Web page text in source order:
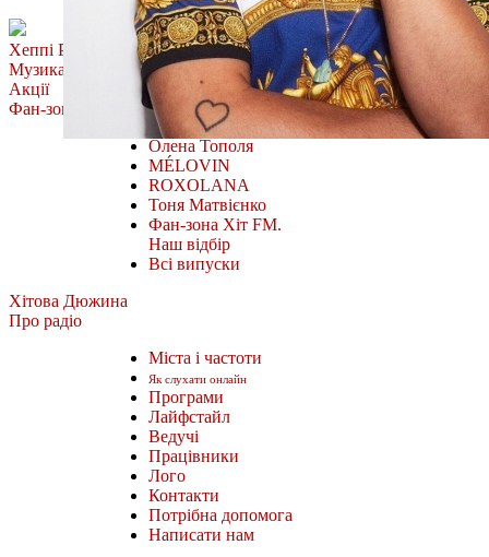
Хеппі Ранок
Музика
Акції
Фан-зона
Олена Тополя
MÉLOVIN
ROXOLANA
Тоня Матвієнко
Фан-зона Хіт FM.
Наш відбір
Всі випуски
Хітова Дюжина
Про радіо
Міста і частоти
Як слухати онлайн
Програми
Лайфстайл
Ведучі
Працівники
Лого
Контакти
Потрібна допомога
Написати нам